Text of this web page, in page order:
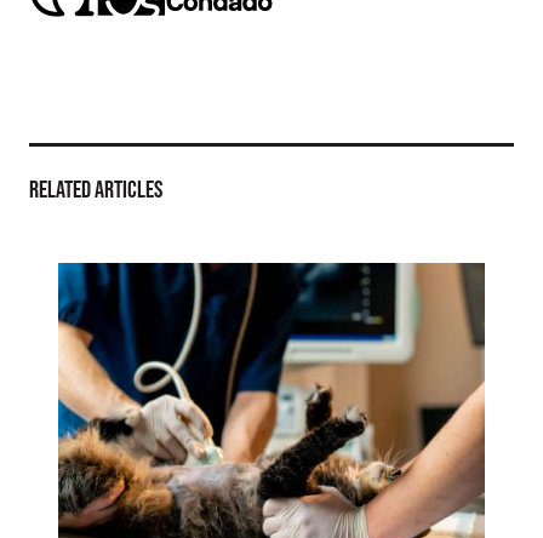
Related Articles